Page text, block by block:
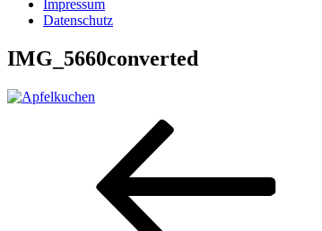
Impressum
Datenschutz
IMG_5660converted
Beitragsnavigation